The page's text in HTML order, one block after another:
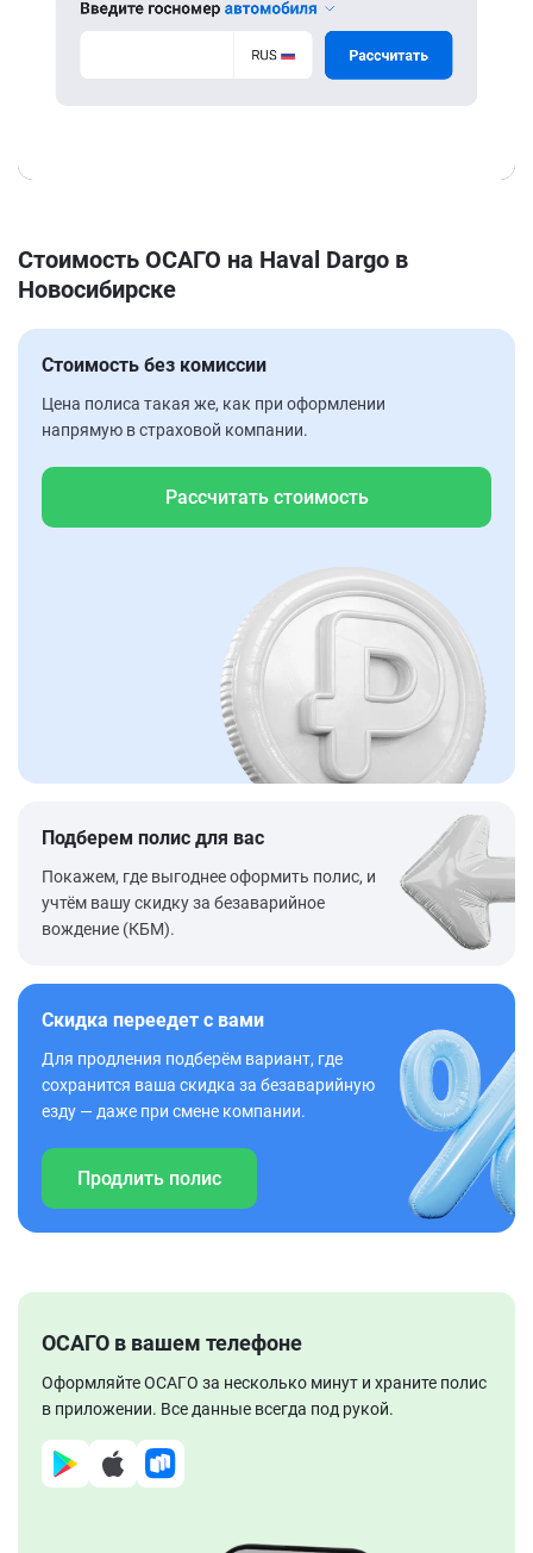
Стоимость ОСАГО на Haval Dargo в
Новосибирске
Стоимость без комиссии
Цена полиса такая же, как при оформлении
напрямую в страховой компании.
Рассчитать стоимость
Подберем полис для вас
Покажем, где выгоднее оформить полис, и
учтём вашу скидку за безаварийное
вождение (КБМ).
Скидка переедет с вами
Для продления подберём вариант, где
сохранится ваша скидка за безаварийную
езду — даже при смене компании.
Продлить полис
ОСАГО в вашем телефоне
Оформляйте ОСАГО за несколько минут и храните полис
в приложении. Все данные всегда под рукой.